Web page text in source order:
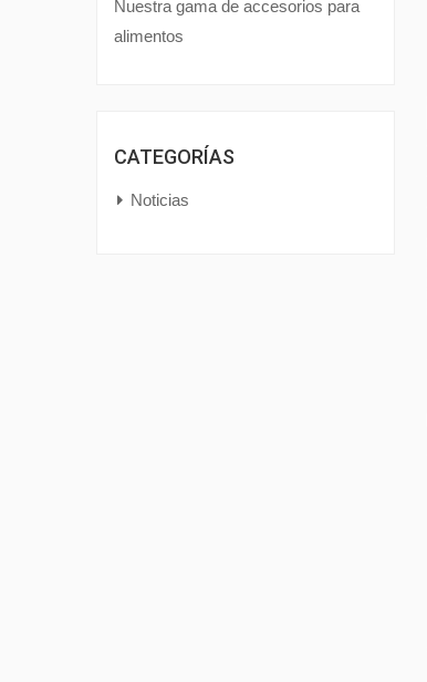
Nuestra gama de accesorios para
alimentos
CATEGORÍAS
Noticias